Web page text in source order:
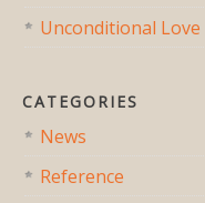
Unconditional Love
CATEGORIES
News
Reference